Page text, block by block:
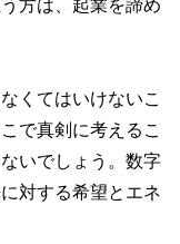
方は、起業を諦め
くてはいけないこ
で真剣に考えるこ
いでしょう。数字
対する希望とエネ